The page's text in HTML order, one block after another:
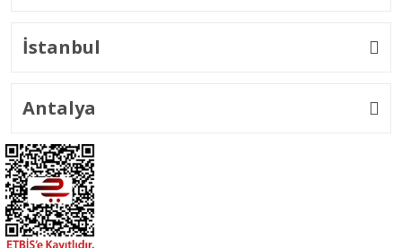
İstanbul
Antalya